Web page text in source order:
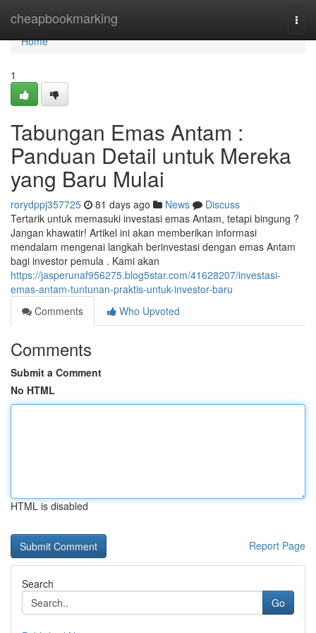
cheapbookmarking
Home
Home
1
Tabungan Emas Antam :
Panduan Detail untuk Mereka
yang Baru Mulai
rorydppj357725 81 days ago News
Discuss
Tertarik untuk memasuki investasi emas Antam, tetapi bingung ?
Jangan khawatir! Artikel ini akan memberikan informasi
mendalam mengenai langkah berinvestasi dengan emas Antam
bagi investor pemula . Kami akan
https://jasperunaf956275.blog5star.com/41628207/investasi-
emas-antam-tuntunan-praktis-untuk-investor-baru
Comments
Who Upvoted
Comments
Submit a Comment
No HTML
HTML is disabled
Report Page
Search
Go